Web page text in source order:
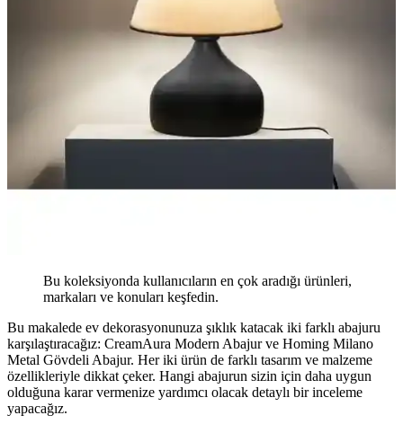
Bu koleksiyonda kullanıcıların en çok aradığı ürünleri,
markaları ve konuları keşfedin.
Bu makalede ev dekorasyonunuza şıklık katacak iki farklı abajuru
karşılaştıracağız: CreamAura Modern Abajur ve Homing Milano
Metal Gövdeli Abajur. Her iki ürün de farklı tasarım ve malzeme
özellikleriyle dikkat çeker. Hangi abajurun sizin için daha uygun
olduğuna karar vermenize yardımcı olacak detaylı bir inceleme
yapacağız.